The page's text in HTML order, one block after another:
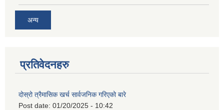
अन्य
प्रतिवेदनहरु
दोस्रो त्रैमासिक खर्च सार्वजनिक गरिएको बारे
Post date: 01/20/2025 - 10:42